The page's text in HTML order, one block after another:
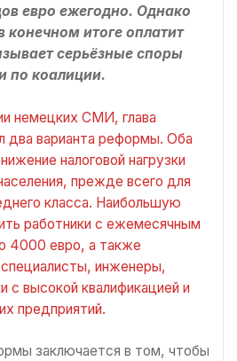
евро ежегодно. Однако
конечном итоге оплатит
серьёзные споры
по коалиции.
немецких СМИ, глава
два варианта реформы. Оба
налоговой нагрузки
прежде всего для
класса. Наибольшую
работники с ежемесячным
4000 евро, а также
инженеры,
с высокой квалификацией и
предприятий.
заключается в том, чтобы